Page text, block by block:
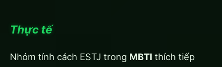
Thực tế
Nhóm tính cách ESTJ trong MBTI thích tiếp